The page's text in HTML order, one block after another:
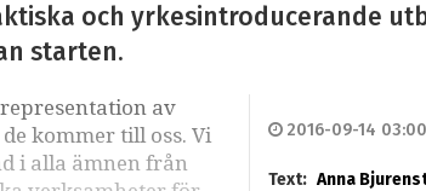
och yrkesintroducerande
starten.
av
kommer till oss. Vi
i alla ämnen från
2016-09-14 03:00
Text: Anna